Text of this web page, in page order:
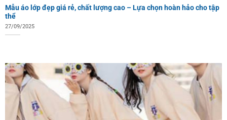
Mẫu áo lớp đẹp giá rẻ, chất lượng cao – Lựa chọn hoàn hảo cho tập
thể
27/09/2025